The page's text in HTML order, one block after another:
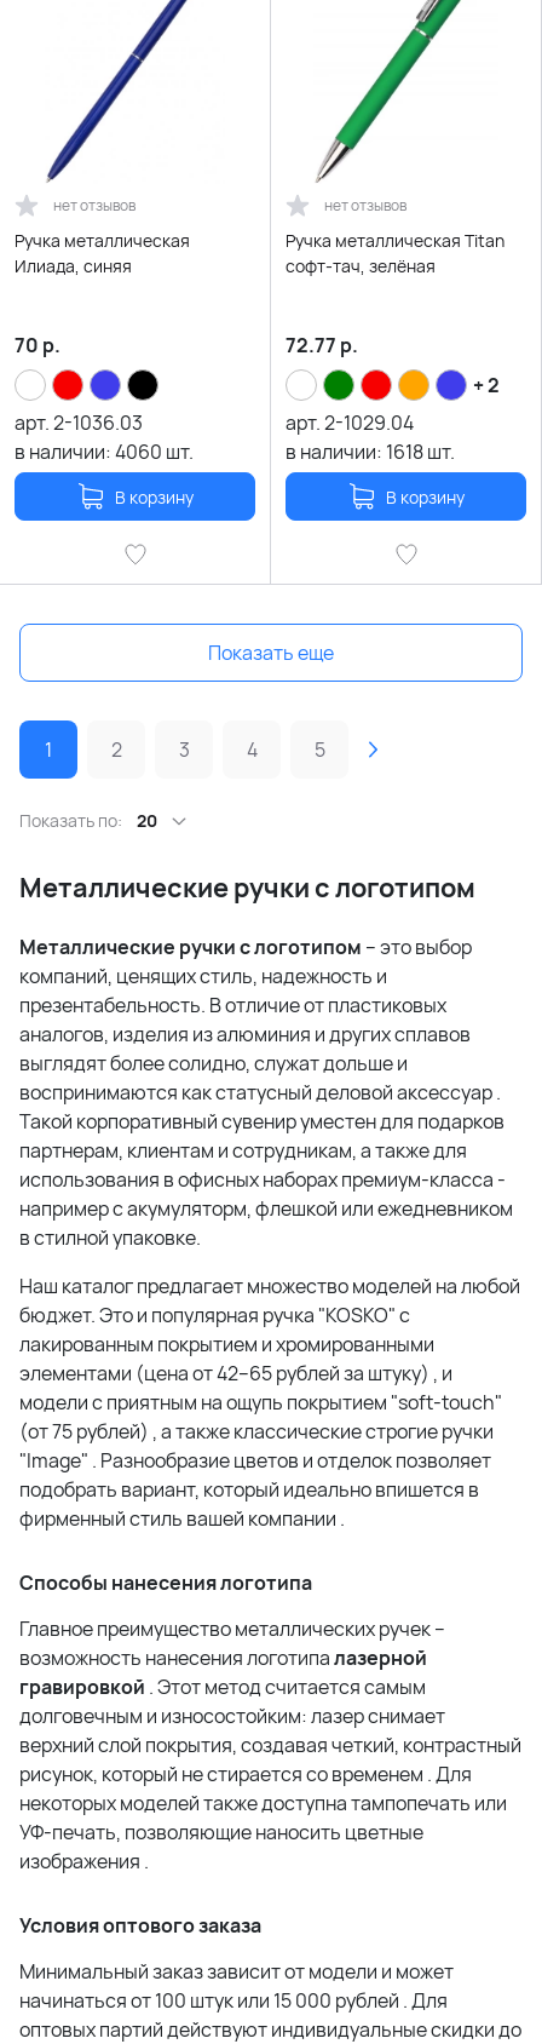
нет отзывов
Ручка металлическая
Илиада, синяя
70 р.
арт.2-1036.03
в наличии:4060 шт.
В корзину
нет отзывов
Ручка металлическая Titan
софт-тач, зелёная
72.77 р.
+ 2
арт.2-1029.04
в наличии: 1618шт.
В корзину
Показать еще
1 2 3 4 5
Показать по: 20
Металлические ручки с логотипом
Металлические ручки с логотипом – это выбор
компаний, ценящих стиль, надежность и
презентабельность. В отличие от пластиковых
аналогов, изделия из алюминия и других сплавов
выглядят более солидно, служат дольше и
воспринимаются как статусный деловой аксессуар.
Такой корпоративный сувенир уместен для подарков
партнерам, клиентам и сотрудникам, а также для
использования в офисных наборах премиум-класса -
например с акумуляторм, флешкой или ежедневником
в стилной упаковке.
Наш каталог предлагает множество моделей на любой
бюджет. Это и популярная ручка "KOSKO" с
лакированным покрытием и хромированными
элементами (цена от 42–65 рублей за штуку) , и
модели с приятным на ощупь покрытием "soft-touch"
(от 75 рублей) , а также классические строгие ручки
"Image" . Разнообразие цветов и отделок позволяет
подобрать вариант, который идеально впишется в
фирменный стиль вашей компании .
Способы нанесения логотипа
Главное преимущество металлических ручек –
возможность нанесения логотипалазерной
гравировкой . Этот метод считается самым
долговечным и износостойким: лазер снимает
верхний слой покрытия, создавая четкий, контрастный
рисунок, который не стирается со временем . Для
некоторых моделей также доступна тампопечать или
УФ-печать, позволяющие наносить цветные
изображения .
Условия оптового заказа
Минимальный заказ зависит от модели и может
начинаться от 100 штук или 15 000 рублей . Для
оптовых партий действуют индивидуальные скидки до